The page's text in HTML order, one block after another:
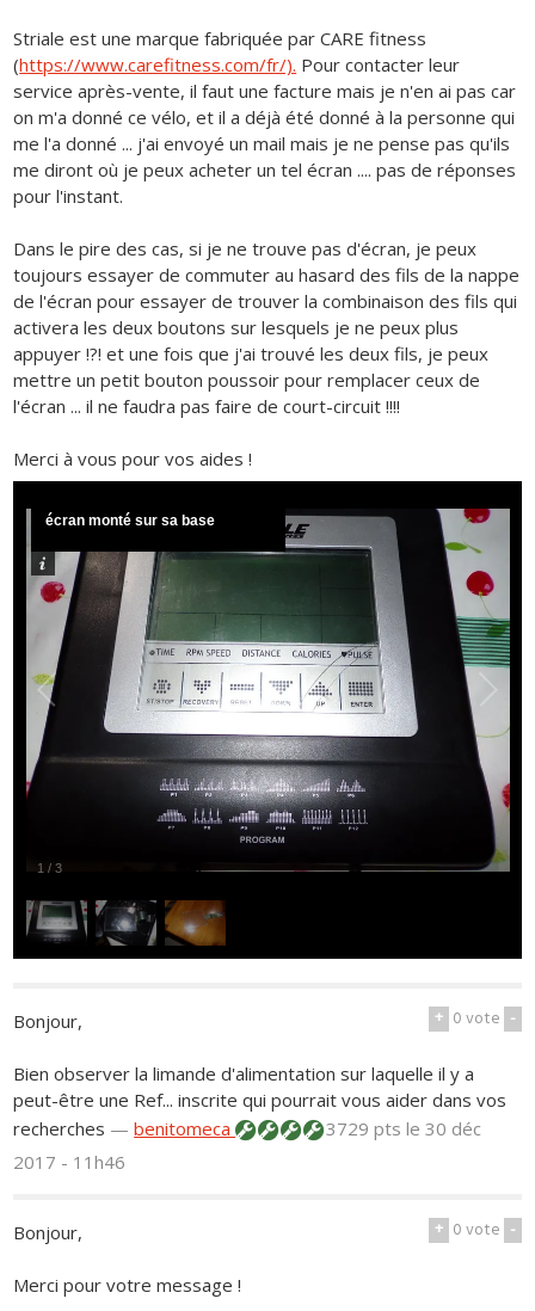
Striale est une marque fabriquée par CARE fitness
(https://www.carefitness.com/fr/). Pour contacter leur
service après-vente, il faut une facture mais je n'en ai pas car
on m'a donné ce vélo, et il a déjà été donné à la personne qui
me l'a donné ... j'ai envoyé un mail mais je ne pense pas qu'ils
me diront où je peux acheter un tel écran .... pas de réponses
pour l'instant.
Dans le pire des cas, si je ne trouve pas d'écran, je peux
toujours essayer de commuter au hasard des fils de la nappe
de l'écran pour essayer de trouver la combinaison des fils qui
activera les deux boutons sur lesquels je ne peux plus
appuyer !?! et une fois que j'ai trouvé les deux fils, je peux
mettre un petit bouton poussoir pour remplacer ceux de
l'écran ... il ne faudra pas faire de court-circuit !!!!
Merci à vous pour vos aides !
1 /3
écran monté sur sa base
+ 0vote -
Bonjour,
Bien observer la limande d'alimentation sur laquelle il y a
peut-être une Ref... inscrite qui pourrait vous aider dans vos
recherches —benitomeca 3729 ptsle 30 déc
2017 - 11h46
+ 0vote -
Bonjour,
Merci pour votre message !